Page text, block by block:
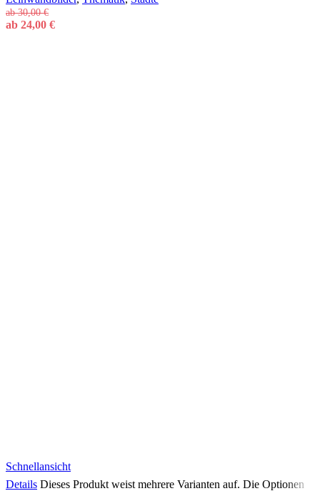
ab30,00€
ab 24,00 €
Schnellansicht
Details Dieses Produkt weist mehrere Varianten auf. Die Optionen